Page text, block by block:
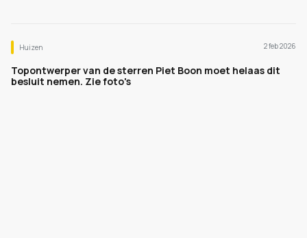
Huizen 2 feb 2026
Topontwerper van de sterren Piet Boon moet helaas dit
besluit nemen. Zie foto's